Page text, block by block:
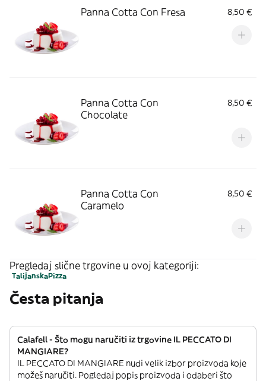
Panna Cotta Con Fresa 8,50 €
Panna Cotta Con
Chocolate
8,50 €
Panna Cotta Con
Caramelo
8,50 €
Pregledaj slične trgovine u ovoj kategoriji:
TalijanskaPizza
Česta pitanja
Calafell - Što mogu naručiti iz trgovine IL PECCATO DI
MANGIARE?
IL PECCATO DI MANGIARE nudi velik izbor proizvoda koje
možeš naručiti. Pogledaj popis proizvoda i odaberi što